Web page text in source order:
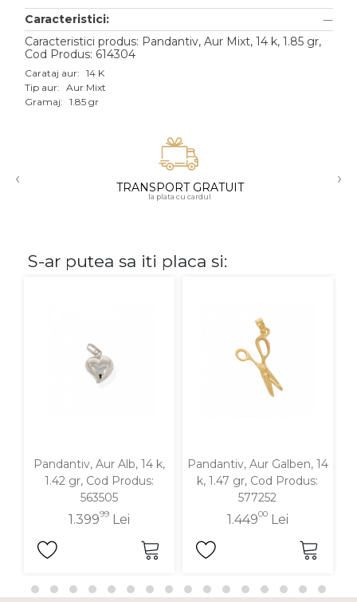
TIP METAL
Aur galben
Aur alb
Aur roz
Caracteristici:
Caracteristici produs: Pandantiv, Aur Mixt, 14 k, 1.85 gr,
Cod Produs: 614304
Carataj aur: 14 K
Tip aur: Aur Mixt
Gramaj: 1.85 gr
‹ TRANSPORT GRATUIT
la plata cu cardul
›
S-ar putea sa iti placa si:
Pandantiv, Aur Alb, 14 k,
1.42 gr, Cod Produs:
563505
1.39999Lei
Pandantiv, Aur Galben, 14
k, 1.47 gr, Cod Produs:
577252
1.44900Lei